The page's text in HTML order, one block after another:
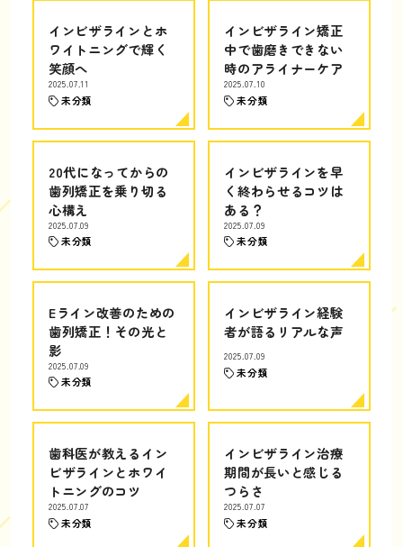
インビザラインとホ
ワイトニングで輝く
笑顔へ
2025.07.11
未分類
インビザライン矯正
中で歯磨きできない
時のアライナーケア
2025.07.10
未分類
20代になってからの
歯列矯正を乗り切る
心構え
2025.07.09
未分類
インビザラインを早
く終わらせるコツは
ある？
2025.07.09
未分類
Eライン改善のための
歯列矯正！その光と
影
2025.07.09
未分類
インビザライン経験
者が語るリアルな声
2025.07.09
未分類
歯科医が教えるイン
ビザラインとホワイ
トニングのコツ
2025.07.07
未分類
インビザライン治療
期間が長いと感じる
つらさ
2025.07.07
未分類